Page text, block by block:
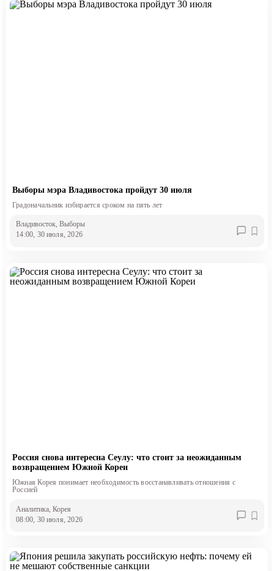
Выборы мэра Владивостока пройдут 30 июля
Градоначальник избирается сроком на пять лет
Владивосток, Выборы
14:00, 30 июля, 2026
Россия снова интересна Сеулу: что стоит за неожиданным
возвращением Южной Кореи
Южная Корея понимает необходимость восстанавливать отношения с
Россией
Аналитика , Корея
08:00, 30 июля, 2026